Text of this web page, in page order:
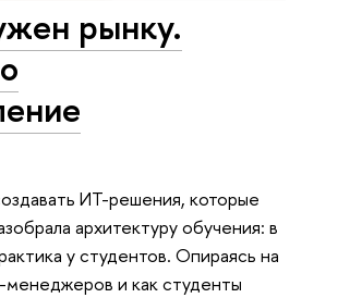
рынку.
ИT-решения, которые
архитектуру обучения: в
у студентов. Опираясь на
менеджеров и как студенты